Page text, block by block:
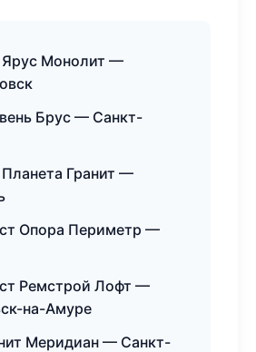
Ярус Монолит —
Брус — Санкт-
Гранит —
Опора Периметр —
Ремстрой Лофт —
на-Амуре
Меридиан — Санкт-